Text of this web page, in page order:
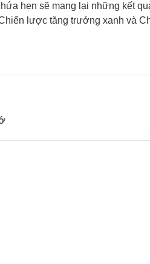
hẹn sẽ mang lại những kết
lược tăng trưởng xanh và